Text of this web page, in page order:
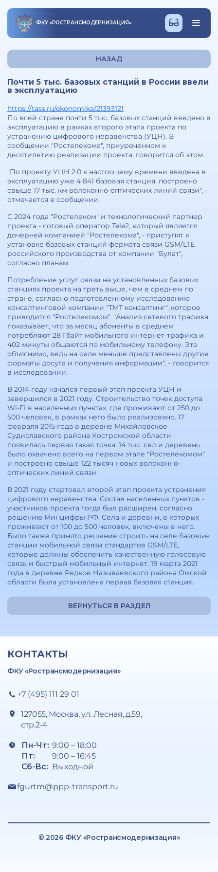
ФКУ «РОСТРАНСМОДЕРНИЗАЦИЯ»
НАЗАД
Почти 5 тыс. базовых станций в России ввели
в эксплуатацию
https://tass.ru/ekonomika/21393121
По всей стране почти 5 тыс. базовых станций введено в
эксплуатацию в рамках второго этапа проекта по
устранению цифрового неравенства (УЦН). В
сообщении "Ростелекома", приуроченном к
десятилетию реализации проекта, говорится об этом.
"По проекту УЦН 2.0 к настоящему времени введена в
эксплуатацию уже 4 841 базовая станция, построено
свыше 17 тыс. км волоконно-оптических линий связи", -
отмечается в сообщении.
С 2024 года "Ростелеком" и технологический партнер
проекта - сотовый оператор Tele2, который является
дочерней компанией "Ростелекома", - приступят к
установке базовых станций формата связи GSM/LTE
российского производства от компании "Булат",
согласно планам.
Потребление услуг связи на установленных базовых
станциях проекта на треть выше, чем в среднем по
стране, согласно подготовленному исследованию
консалтинговой компании "ТМТ консалтинг", которое
приводится "Ростелекомом". "Анализ сетевого трафика
показывает, что за месяц абоненты в среднем
потребляют 28 Гбайт мобильного интернет-трафика и
402 минуты общаются по мобильному телефону. Это
объяснимо, ведь на селе меньше представлены другие
форматы досуга и получения информации", - говорится
в исследовании.
В 2014 году начался первый этап проекта УЦН и
завершился в 2021 году. Строительство точек доступа
Wi-Fi в населенных пунктах, где проживают от 250 до
500 человек, в рамках него было реализовано. 17
февраля 2015 года в деревне Михайловское
Судиславского района Костромской области
появилась первая такая точка. 14 тыс. сел и деревень
было охвачено всего на первом этапе "Ростелекомом"
и построено свыше 122 тысяч новых волоконно-
оптических линий связи.
В 2021 году стартовал второй этап проекта устранения
цифрового неравенства. Состав населенных пунктов -
участников проекта тогда был расширен, согласно
решению Минцифры РФ. Села и деревни, в которых
проживают от 100 до 500 человек, включены в него.
Было также принято решение строить на селе базовые
станции мобильной связи стандартов GSM/LTE,
которые должны обеспечить качественную голосовую
связь и быстрый мобильный интернет. 19 марта 2021
года в деревне Редкое Называевского района Омской
области была установлена первая базовая станция.
ВЕРНУТЬСЯ В РАЗДЕЛ
КОНТАКТЫ
ФКУ «Ространсмодернизация»
+7 (495) 111 29 01
127055, Москва, ул. Лесная, д.59,
стр.2-4
Пн-Чт:
Пт:
Сб-Вс:
9:00 – 18:00
9:00 – 16:45
Выходной
fgurtm@ppp-transport.ru
© 2026 ФКУ «Ространсмодернизация»